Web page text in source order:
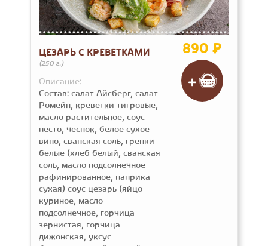
ЦЕЗАРЬ С КРЕВЕТКАМИ
(250 г.)
Описание:
Состав: салат Айсберг, салат
Ромейн, креветки тигровые,
масло растительное, соус
песто, чеснок, белое сухое
вино, сванская соль, гренки
белые (хлеб белый, сванская
соль, масло подсолнечное
рафинированное, паприка
сухая) соус цезарь (яйцо
куриное, масло
подсолнечное, горчица
зернистая, горчица
дижонская, уксус
890 ₽